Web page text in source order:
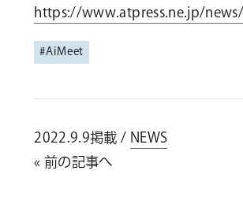
https://www.atpress.ne.jp/
AiMeet
2022.9.9掲載 / NEWS
« 前の記事へ